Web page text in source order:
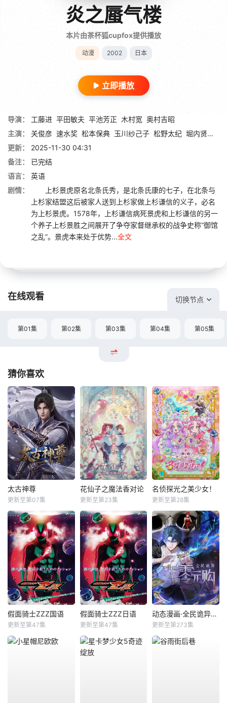
炎之蜃气楼
本片由茶杯狐cupfox提供播放
动漫 2002 日本
立即播放
导演： 工藤进 平田敏夫 平池芳正 木村宽 奥村吉昭
主演：
关俊彦 速水奖 松本保典 玉川纱己子 松野太纪 堀内贤雄
更新：
2025-11-30 04:31
备注：
已完结
语言：
英语
剧情：
上杉景虎原名北条氏秀，是北条氏康的七子，在北条与
上杉家结盟这后被家人送到上杉家做上杉谦信的义子，必名
为上杉景虎。1578年，上杉谦信病死景虎和上杉谦信的另一
个养子上杉景胜之间展开了争夺家督继承权的战争史称“御馆
之乱”。景虎本来处于优势...全文
在线观看 切换节点
第01集 第02集 第03集 第04集 第05集
猜你喜欢
太古神尊
更新至第07集
花仙子之魔法香对论
更新至第23集
名侦探光之美少女！
更新至第28集
假面骑士ZZZ国语
更新至第47集
假面骑士ZZZ日语
更新至第47集
动态漫画·全民诡异：开局掌握零元购
更新至第273集